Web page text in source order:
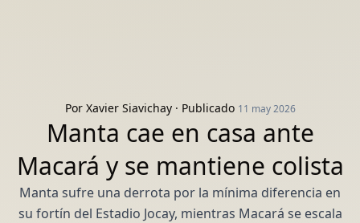
Por Xavier Siavichay· Publicado 11 may 2026
Manta cae en casa ante
Macará y se mantiene colista
Manta sufre una derrota por la mínima diferencia en
su fortín del Estadio Jocay, mientras Macará se escala